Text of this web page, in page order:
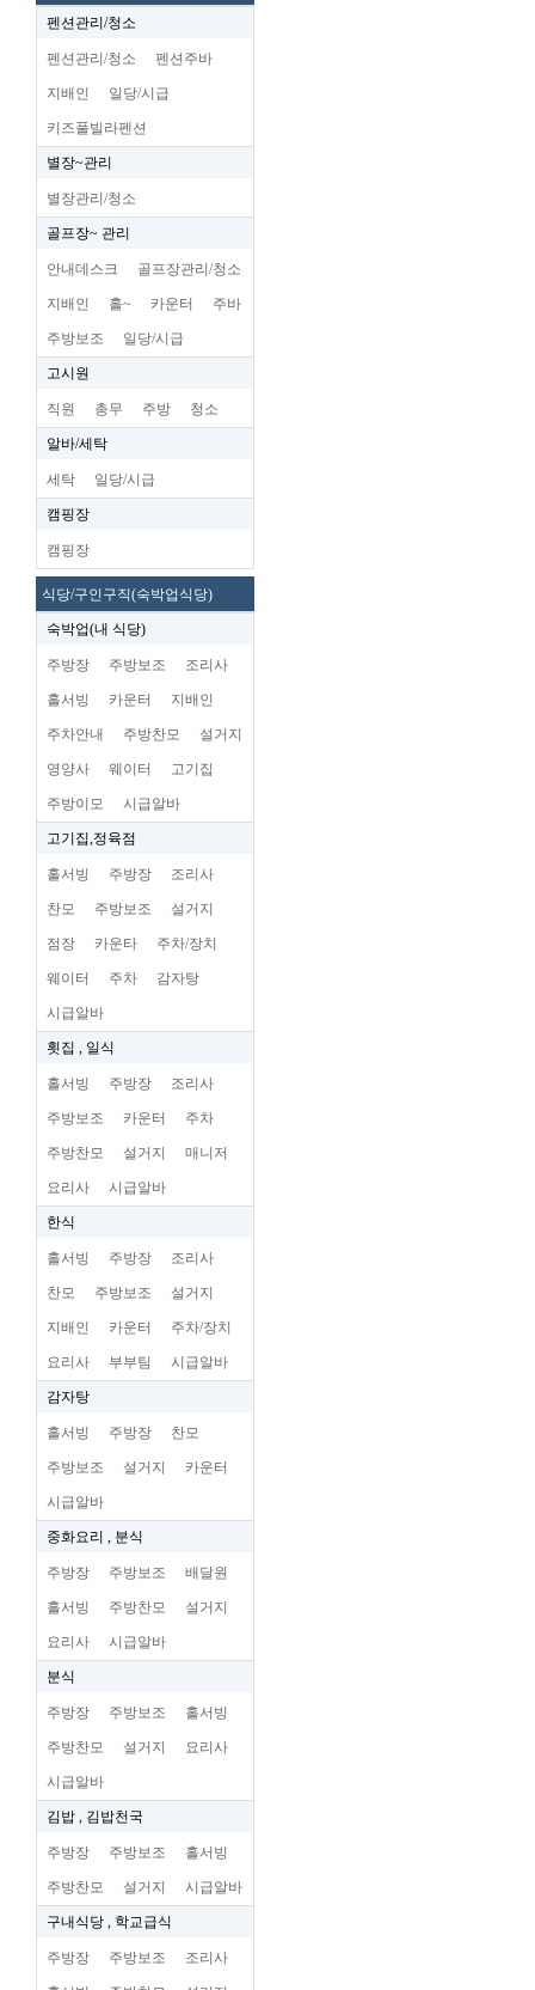
펜션관리/청소
펜션관리/청소 펜션주바
지배인 일당/시급
키즈풀빌라펜션
별장~관리
별장관리/청소
골프장~ 관리
안내데스크 골프장관리/청소
지배인 홀~ 카운터 주바
주방보조 일당/시급
고시원
직원 총무 주방 청소
알바/세탁
세탁 일당/시급
캠핑장
캠핑장
식당/구인구직(숙박업식당)
숙박업(내 식당)
주방장 주방보조 조리사
홀서빙 카운터 지배인
주차안내 주방찬모 설거지
영양사 웨이터 고기집
주방이모 시급알바
고기집,정육점
홀서빙 주방장 조리사
찬모 주방보조 설거지
점장 카운타 주차/장치
웨이터 주차 감자탕
시급알바
횟집 , 일식
홀서빙 주방장 조리사
주방보조 카운터 주차
주방찬모 설거지 매니저
요리사 시급알바
한식
홀서빙 주방장 조리사
찬모 주방보조 설거지
지배인 카운터 주차/장치
요리사 부부팀 시급알바
감자탕
홀서빙 주방장 찬모
주방보조 설거지 카운터
시급알바
중화요리 , 분식
주방장 주방보조 배달원
홀서빙 주방찬모 설거지
요리사 시급알바
분식
주방장 주방보조 홀서빙
주방찬모 설거지 요리사
시급알바
김밥 , 김밥천국
주방장 주방보조 홀서빙
주방찬모 설거지 시급알바
구내식당 , 학교급식
주방장 주방보조 조리사